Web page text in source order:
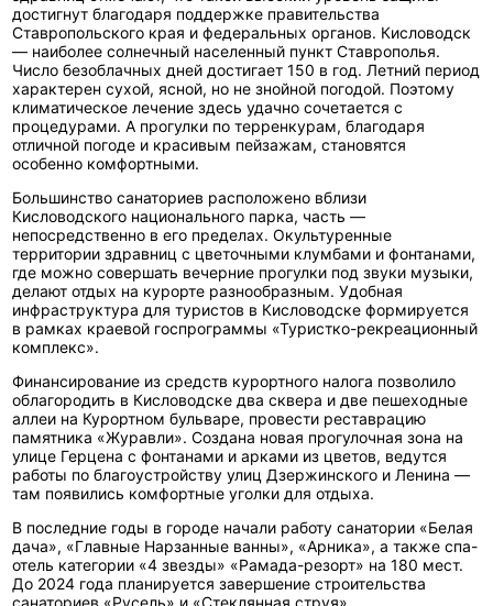
достигнут благодаря поддержке правительства
Ставропольского края и федеральных органов. Кисловодск
— наиболее солнечный населенный пункт Ставрополья.
Число безоблачных дней достигает 150 в год. Летний период
характерен сухой, ясной, но не знойной погодой. Поэтому
климатическое лечение здесь удачно сочетается с
процедурами. А прогулки по терренкурам, благодаря
отличной погоде и красивым пейзажам, становятся
особенно комфортными.
Большинство санаториев расположено вблизи
Кисловодского национального парка, часть —
непосредственно в его пределах. Окультуренные
территории здравниц с цветочными клумбами и фонтанами,
где можно совершать вечерние прогулки под звуки музыки,
делают отдых на курорте разнообразным. Удобная
инфраструктура для туристов в Кисловодске формируется
в рамках краевой госпрограммы «Туристко-рекреационный
комплекс».
Финансирование из средств курортного налога позволило
облагородить в Кисловодске два сквера и две пешеходные
аллеи на Курортном бульваре, провести реставрацию
памятника «Журавли». Создана новая прогулочная зона на
улице Герцена с фонтанами и арками из цветов, ведутся
работы по благоустройству улиц Дзержинского и Ленина —
там появились комфортные уголки для отдыха.
В последние годы в городе начали работу санатории «Белая
дача», «Главные Нарзанные ванны», «Арника», а также спа-
отель категории «4 звезды» «Рамада-резорт» на 180 мест.
До 2024 года планируется завершение строительства
санаториев «Русель» и «Стеклянная струя».